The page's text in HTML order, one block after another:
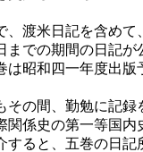
渡米日記を含め
での期間の日記
昭和四一年度出
の間、勤勉に記
係史の第一等国内
ると、五巻の日